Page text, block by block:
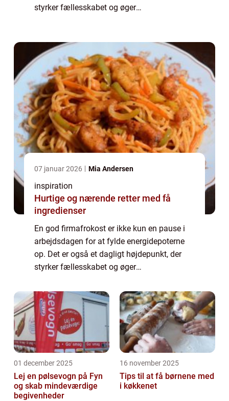
styrker fællesskabet og øger
07 januar 2026 Mia Andersen
inspiration
Hurtige og nærende retter med få
ingredienser
En god firmafrokost er ikke kun en pause i
arbejdsdagen for at fylde energidepoterne
op. Det er også et dagligt højdepunkt, der
styrker fællesskabet og øger
Århus, der summer af in...
01 december 2025
Lej en pølsevogn på Fyn
og skab mindeværdige
begivenheder
16 november 2025
Tips til at få børnene med
i køkkenet